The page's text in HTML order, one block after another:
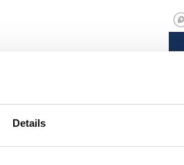
Details